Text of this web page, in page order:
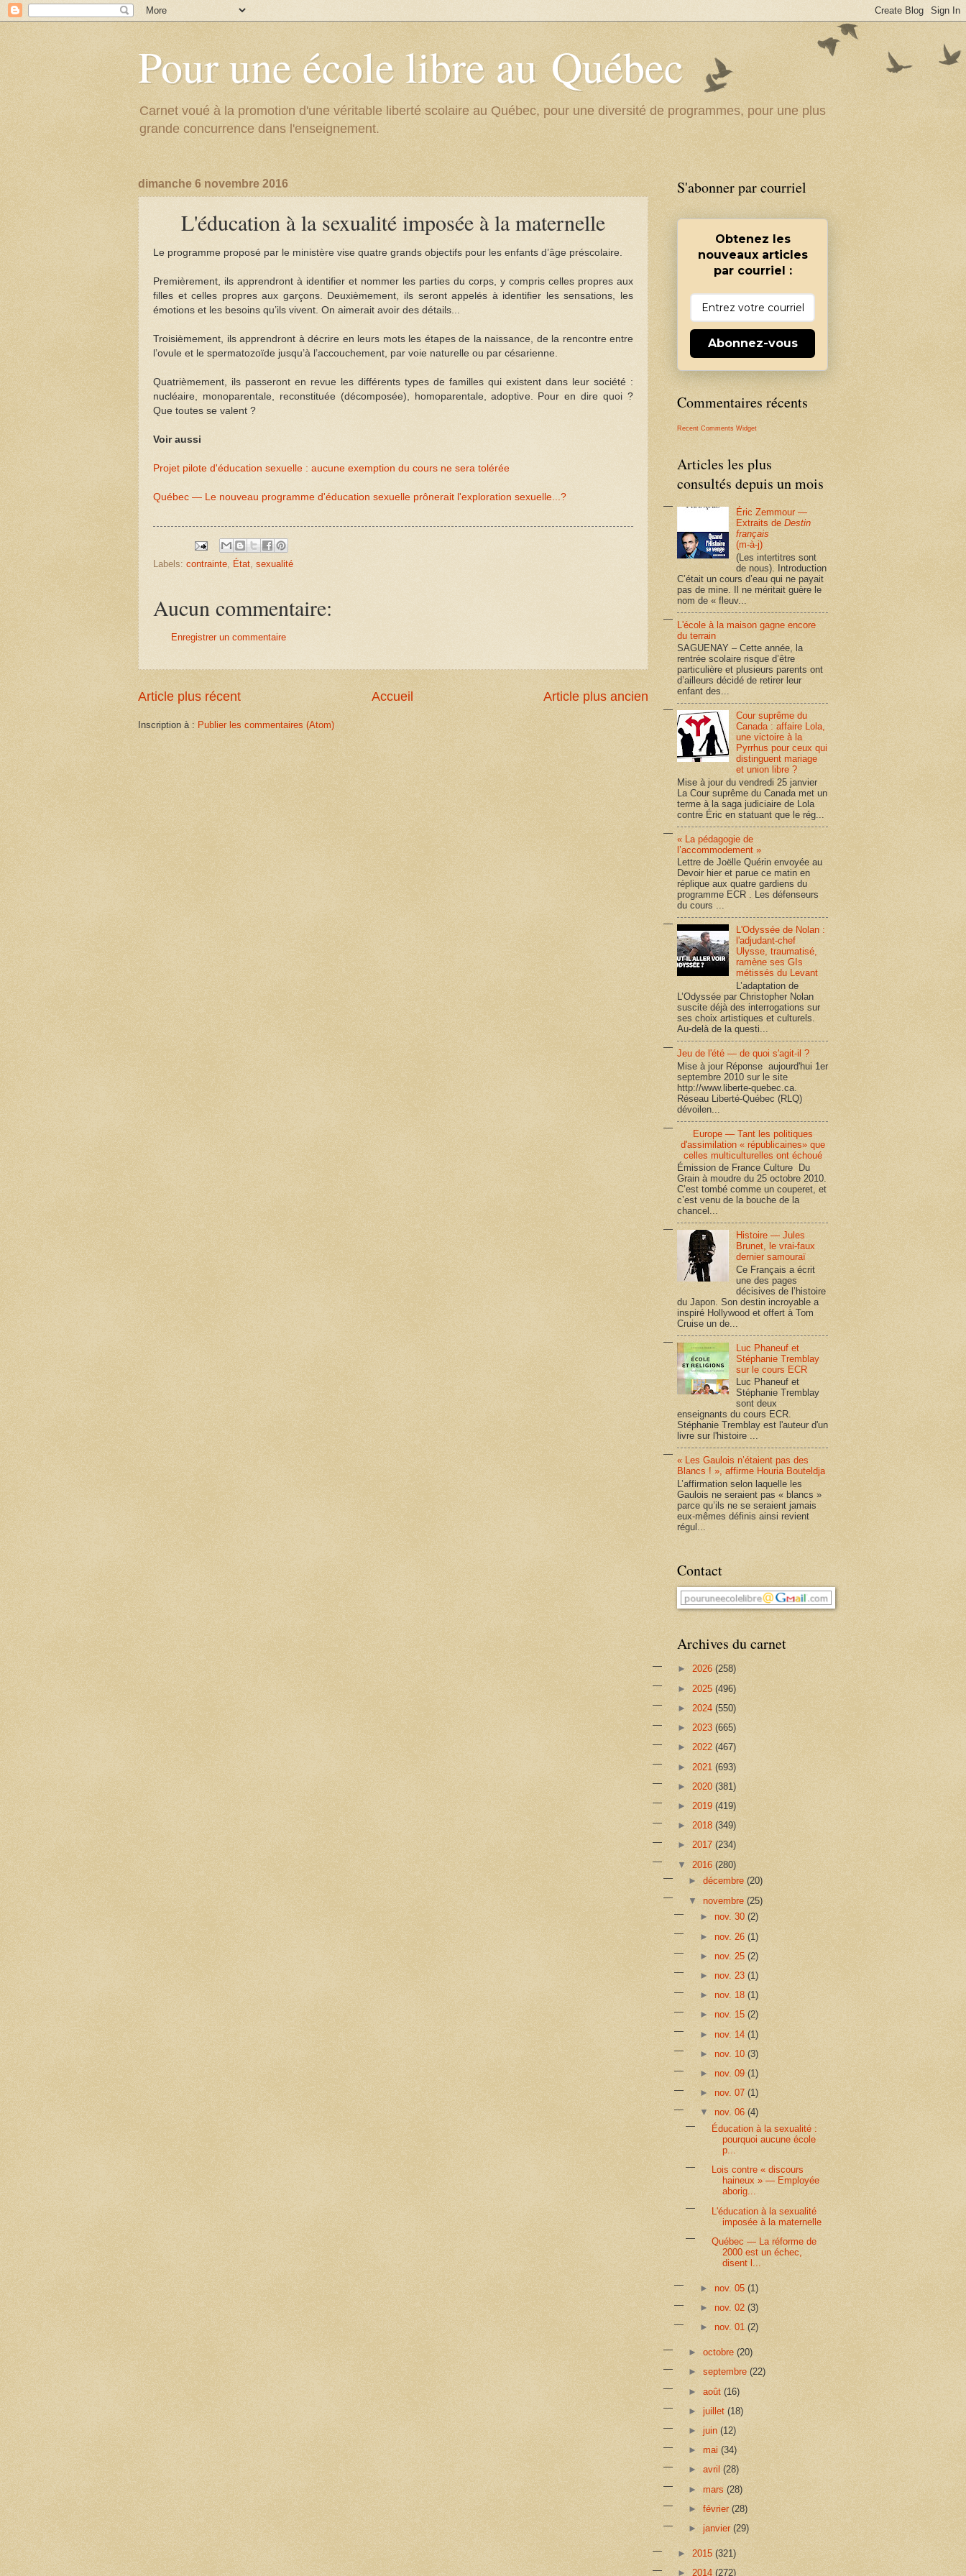
Pour une école libre au Québec
Carnet voué à la promotion d'une véritable liberté scolaire au Québec, pour une diversité de programmes, pour une plus
grande concurrence dans l'enseignement.
dimanche 6 novembre 2016
L'éducation à la sexualité imposée à la maternelle
Le programme proposé par le ministère vise quatre grands objectifs pour les enfants d’âge préscolaire.
Premièrement, ils apprendront à identifier et nommer les parties du corps, y compris celles propres aux
filles et celles propres aux garçons. Deuxièmement, ils seront appelés à identifier les sensations, les
émotions et les besoins qu’ils vivent. On aimerait avoir des détails...
Troisièmement, ils apprendront à décrire en leurs mots les étapes de la naissance, de la rencontre entre
l’ovule et le spermatozoïde jusqu’à l’accouchement, par voie naturelle ou par césarienne.
Quatrièmement, ils passeront en revue les différents types de familles qui existent dans leur société :
nucléaire, monoparentale, reconstituée (décomposée), homoparentale, adoptive. Pour en dire quoi ?
Que toutes se valent ?
Voir aussi
Projet pilote d'éducation sexuelle : aucune exemption du cours ne sera tolérée
Québec — Le nouveau programme d'éducation sexuelle prônerait l'exploration sexuelle...?
Labels: contrainte, État, sexualité
Aucun commentaire:
Enregistrer un commentaire
Article plus récent Article plus ancien
Accueil
Inscription à : Publier les commentaires (Atom)
S'abonner par courriel
Obtenez les
nouveaux articles
par courriel :
Abonnez-vous
Commentaires récents
Recent Comments Widget
Articles les plus
consultés depuis un mois
Éric Zemmour —
Extraits deDestin
français
(m-à-j)
(Les intertitres sont
de nous). Introduction
C’était un cours d’eau qui ne payait
pas de mine. Il ne méritait guère le
nom de « fleuv...
L'école à la maison gagne encore
du terrain
SAGUENAY – Cette année, la
rentrée scolaire risque d’être
particulière et plusieurs parents ont
d’ailleurs décidé de retirer leur
enfant des...
Cour suprême du
Canada : affaire Lola,
une victoire à la
Pyrrhus pour ceux qui
distinguent mariage
et union libre ?
Mise à jour du vendredi 25 janvier
La Cour suprême du Canada met un
terme à la saga judiciaire de Lola
contre Éric en statuant que le rég...
« La pédagogie de
l’accommodement »
Lettre de Joëlle Quérin envoyée au
Devoir hier et parue ce matin en
réplique aux quatre gardiens du
programme ECR . Les défenseurs
du cours ...
L'Odyssée de Nolan :
l'adjudant-chef
Ulysse, traumatisé,
ramène ses GIs
métissés du Levant
L’adaptation de
L’Odyssée par Christopher Nolan
suscite déjà des interrogations sur
ses choix artistiques et culturels.
Au-delà de la questi...
Jeu de l'été — de quoi s'agit-il ?
Mise à jour Réponse aujourd'hui 1er
septembre 2010 sur le site
http://www.liberte-quebec.ca.
Réseau Liberté-Québec (RLQ)
dévoilen...
Europe — Tant les politiques
d'assimilation « républicaines» que
celles multiculturelles ont échoué
Émission de France Culture Du
Grain à moudre du 25 octobre 2010.
C’est tombé comme un couperet, et
c’est venu de la bouche de la
chancel...
Histoire — Jules
Brunet, le vrai-faux
dernier samouraï
Ce Français a écrit
une des pages
décisives de l’histoire
du Japon. Son destin incroyable a
inspiré Hollywood et offert à Tom
Cruise un de...
Luc Phaneuf et
Stéphanie Tremblay
sur le cours ECR
Luc Phaneuf et
Stéphanie Tremblay
sont deux
enseignants du cours ECR.
Stéphanie Tremblay est l'auteur d'un
livre sur l'histoire ...
« Les Gaulois n’étaient pas des
Blancs ! », affirme Houria Bouteldja
L’affirmation selon laquelle les
Gaulois ne seraient pas « blancs »
parce qu’ils ne se seraient jamais
eux-mêmes définis ainsi revient
régul...
Contact
Archives du carnet
► 2026 (258)
► 2025 (496)
► 2024 (550)
► 2023 (665)
► 2022 (467)
► 2021 (693)
► 2020 (381)
► 2019 (419)
► 2018 (349)
► 2017 (234)
▼ 2016 (280)
►décembre(20)
▼novembre(25)
► nov. 30 (2)
► nov. 26 (1)
► nov. 25 (2)
► nov. 23 (1)
► nov. 18 (1)
► nov. 15 (2)
► nov. 14 (1)
► nov. 10 (3)
► nov. 09 (1)
► nov. 07 (1)
▼ nov. 06 (4)
Éducation à la sexualité :
pourquoi aucune école
p...
Lois contre « discours
haineux » — Employée
aborig...
L'éducation à la sexualité
imposée à la maternelle
Québec — La réforme de
2000 est un échec,
disent l...
► nov. 05 (1)
► nov. 02 (3)
► nov. 01 (2)
►octobre(20)
►septembre(22)
►août(16)
►juillet(18)
►juin(12)
►mai(34)
►avril(28)
►mars(28)
►février(28)
►janvier(29)
► 2015 (321)
► 2014 (272)